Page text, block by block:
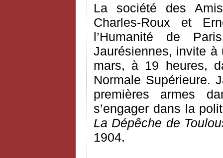
La société des
Charles-Roux et
l’Humanité de
Jaurésiennes, invite à
mars, à 19 heures,
Normale Supérieure.
premières armes
s’engager dans la
La Dépêche de
1904.